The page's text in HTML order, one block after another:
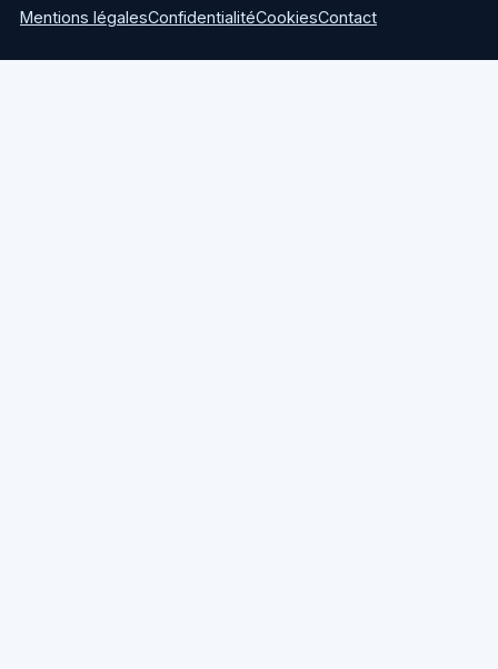
Mentions légalesConfidentialitéCookiesContact